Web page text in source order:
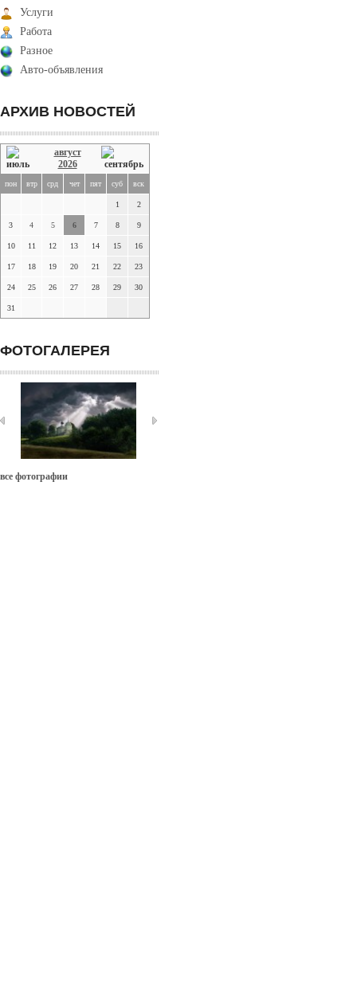
Услуги
Работа
Разное
Авто-объявления
АРХИВ НОВОСТЕЙ
август
2026
пон втр срд чет пят суб вск
1 2
3 4 5 6 7 8 9
10 11 12 13 14 15 16
17 18 19 20 21 22 23
24 25 26 27 28 29 30
31
ФОТОГАЛЕРЕЯ
все фотографии